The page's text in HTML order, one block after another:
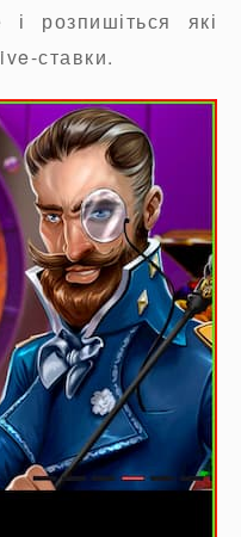
і розпишіться які
ставки.